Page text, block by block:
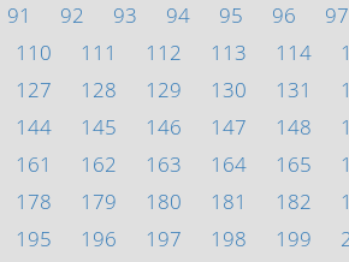
91 92 93 94 95 96 97
110 111 112 113 114
127 128 129 130 131
144 145 146 147 148
161 162 163 164 165
178 179 180 181 182
195 196 197 198 199